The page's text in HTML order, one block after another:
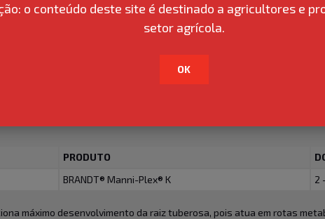
máximo desenvolvimento da raiz, pois atuam em rotas
ativação de diferentes enzimas no metabolismo vegetal, regulação
PRODUTO
BRANDT® Manni-Plex® K 2
máximo desenvolvimento da raiz tuberosa, pois atua em rotas
o conteúdo deste site é destinado a agricultores e
setor agrícola.
OK